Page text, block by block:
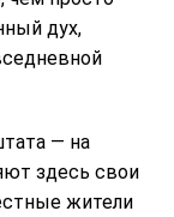
дух,
— на
здесь свои
жители